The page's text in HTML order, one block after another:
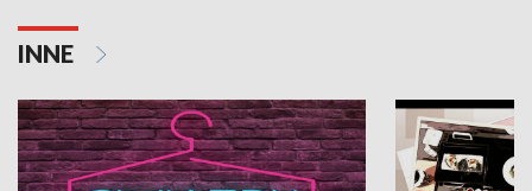
INNE